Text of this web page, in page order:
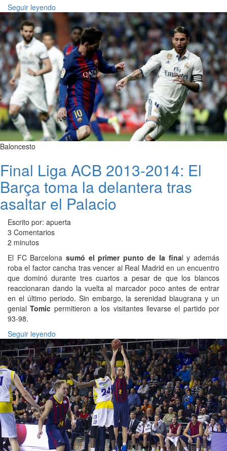
Seguir leyendo
Baloncesto
Final Liga ACB 2013-2014: El
Barça toma la delantera tras
asaltar el Palacio
Escrito por: apuerta
3 Comentarios
2 minutos
El FC Barcelona sumó el primer punto de la final y además
roba el factor cancha tras vencer al Real Madrid en un encuentro
que dominó durante tres cuartos a pesar de que los blancos
reaccionaran dando la vuelta al marcador poco antes de entrar
en el último periodo. Sin embargo, la serenidad blaugrana y un
genial Tomic permitieron a los visitantes llevarse el partido por
93-98.
Seguir leyendo